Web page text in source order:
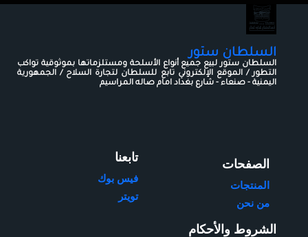
السلطان ستور
السلطان ستور لبيع جميع أنواع الأسلحة ومستلزماتها بموثوقية تواكب
التطور / الموقع الإلكتروني تابع للسلطان لتجارة السلاح / الجمهورية
اليمنية - صنعاء - شارع بغداد امام صاله المراسيم
الصفحات
المنتجات
من نحن
تابعنا
فيس بوك
تويتر
الشروط والأحكام